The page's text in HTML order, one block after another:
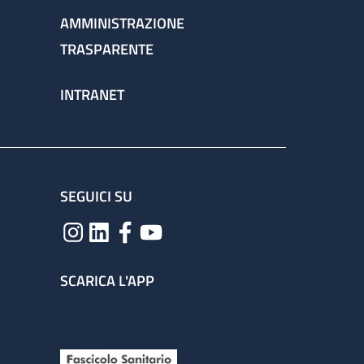
AMMINISTRAZIONE
TRASPARENTE
INTRANET
SEGUICI SU
SCARICA L'APP